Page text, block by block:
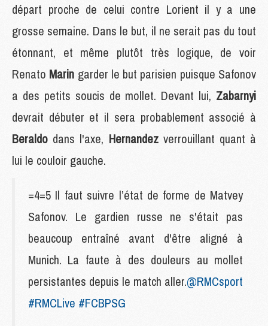
départ proche de celui contre Lorient il y a une
grosse semaine. Dans le but, il ne serait pas du tout
étonnant, et même plutôt très logique, de voir
Renato Marin garder le but parisien puisque Safonov
a des petits soucis de mollet. Devant lui, Zabarnyi
devrait débuter et il sera probablement associé à
Beraldo dans l'axe, Hernandez verrouillant quant à
lui le couloir gauche.
=4=5 Il faut suivre l’état de forme de Matvey
Safonov. Le gardien russe ne s'était pas
beaucoup entraîné avant d'être aligné à
Munich. La faute à des douleurs au mollet
persistantes depuis le match aller.@RMCsport
#RMCLive #FCBPSG